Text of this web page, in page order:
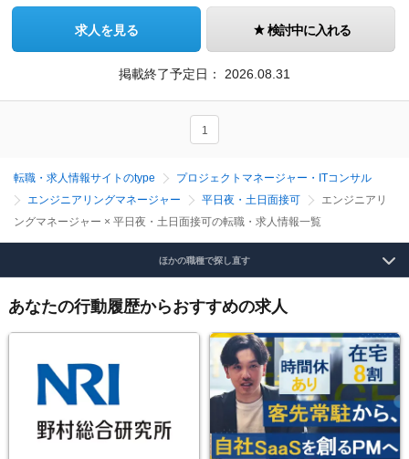
求人を見る 検討中に入れる
掲載終了予定日： 2026.08.31
1
転職・求人情報サイトのtype
プロジェクトマネージャー・ITコンサル
エンジニアリングマネージャー
平日夜・土日面接可
エンジニアリ
ングマネージャー × 平日夜・土日面接可の転職・求人情報一覧
ほかの職種で探し直す
あなたの行動履歴からおすすめの求人